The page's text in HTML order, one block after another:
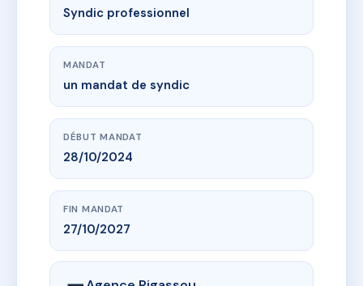
Syndic professionnel
MANDAT
un mandat de syndic
DÉBUT MANDAT
28/10/2024
FIN MANDAT
27/10/2027